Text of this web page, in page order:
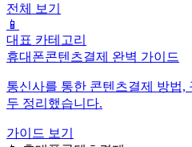
전체 보기
📱
대표 카테고리
휴대폰콘텐츠결제 완벽 가이드
통신사를 통한 콘텐츠결제 방법,
두 정리했습니다.
가이드 보기